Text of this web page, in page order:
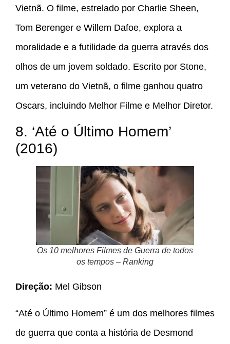
Vietnã. O filme, estrelado por Charlie Sheen,
Tom Berenger e Willem Dafoe, explora a
moralidade e a futilidade da guerra através dos
olhos de um jovem soldado. Escrito por Stone,
um veterano do Vietnã, o filme ganhou quatro
Oscars, incluindo Melhor Filme e Melhor Diretor.
8. ‘Até o Último Homem’
(2016)
Os 10 melhores Filmes de Guerra de todos
os tempos – Ranking
Direção: Mel Gibson
“Até o Último Homem” é um dos melhores filmes
de guerra que conta a história de Desmond